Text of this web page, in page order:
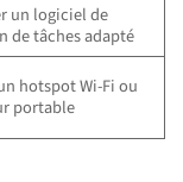
un logiciel de
de tâches adapté
hotspot Wi-Fi ou
portable